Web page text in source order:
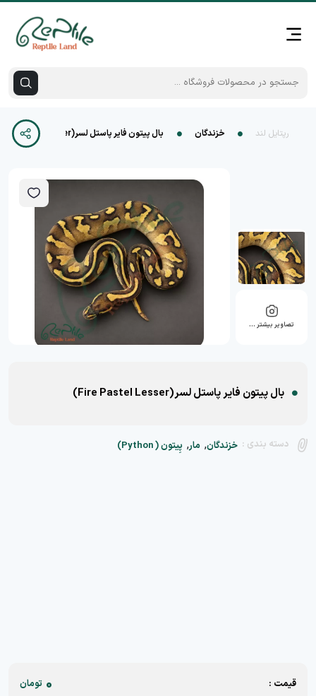
رپتایل لند خزندگان بال پیتون فایر پاستل لسر(Fire Pastel Lesser)
تصاویر بیشتر …
بال پیتون فایر پاستل لسر(Fire Pastel Lesser)
دسته بندی : خزندگان, مار, پِیتون ( Python)
قیمت : 0 تومان